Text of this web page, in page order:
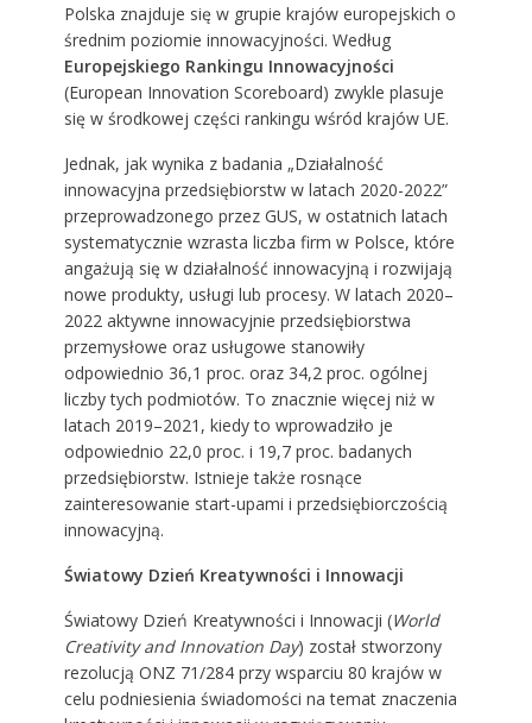
Polska znajduje się w grupie krajów europejskich o
średnim poziomie innowacyjności. Według
Europejskiego Rankingu Innowacyjności
(European Innovation Scoreboard) zwykle plasuje
się w środkowej części rankingu wśród krajów UE.
Jednak, jak wynika z badania „Działalność
innowacyjna przedsiębiorstw w latach 2020-2022”
przeprowadzonego przez GUS, w ostatnich latach
systematycznie wzrasta liczba firm w Polsce, które
angażują się w działalność innowacyjną i rozwijają
nowe produkty, usługi lub procesy. W latach 2020–
2022 aktywne innowacyjnie przedsiębiorstwa
przemysłowe oraz usługowe stanowiły
odpowiednio 36,1 proc. oraz 34,2 proc. ogólnej
liczby tych podmiotów. To znacznie więcej niż w
latach 2019–2021, kiedy to wprowadziło je
odpowiednio 22,0 proc. i 19,7 proc. badanych
przedsiębiorstw. Istnieje także rosnące
zainteresowanie start-upami i przedsiębiorczością
innowacyjną.
Światowy Dzień Kreatywności i Innowacji
Światowy Dzień Kreatywności i Innowacji (World
Creativity and Innovation Day) został stworzony
rezolucją ONZ 71/284 przy wsparciu 80 krajów w
celu podniesienia świadomości na temat znaczenia